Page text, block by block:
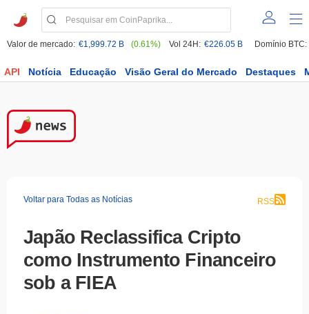
Valor de mercado: €1,999.72 B (0.61%) Vol 24H: €226.05 B Domínio BTC:
API Notícia Educação Visão Geral do Mercado Destaques
Voltar para Todas as Notícias RSS
Japão Reclassifica Cripto
como Instrumento Financeiro
sob a FIEA